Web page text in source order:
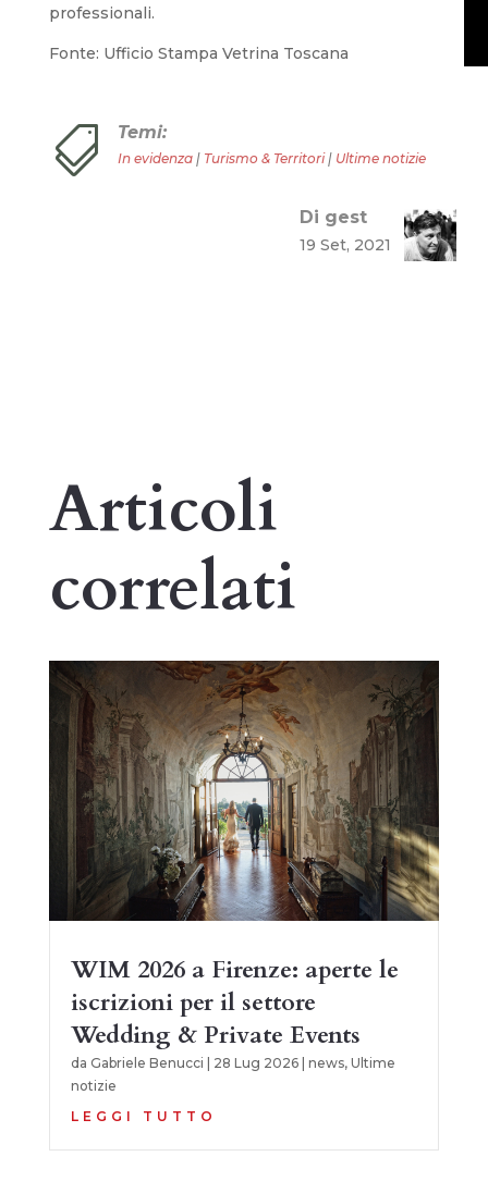
professionali.
Fonte: Ufficio Stampa Vetrina Toscana
 Temi:
In evidenza| Turismo & Territori| Ultime notizie
Di gest
19 Set, 2021
Articoli
correlati
WIM 2026 a Firenze: aperte le
iscrizioni per il settore
Wedding & Private Events
da Gabriele Benucci 28 Lug 2026| news, Ultime
notizie
LEGGI TUTTO